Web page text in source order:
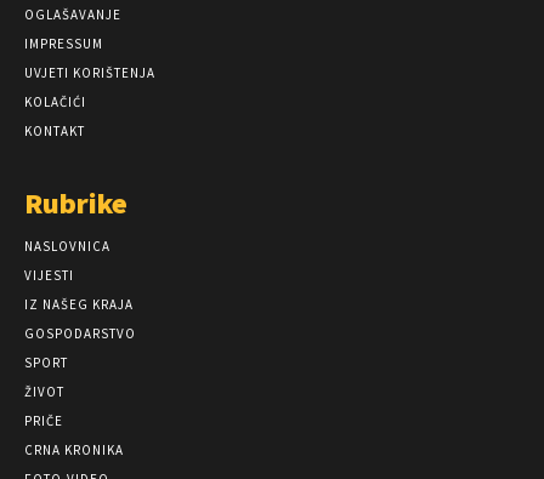
OGLAŠAVANJE
IMPRESSUM
UVJETI KORIŠTENJA
KOLAČIĆI
KONTAKT
Rubrike
NASLOVNICA
VIJESTI
IZ NAŠEG KRAJA
GOSPODARSTVO
SPORT
ŽIVOT
PRIČE
CRNA KRONIKA